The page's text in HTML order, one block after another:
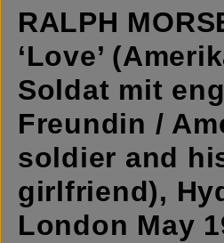
RALPH
‘Love’
Soldat mit
Freundin /
soldier and
girlfriend),
London May